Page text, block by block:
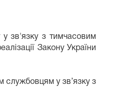
зв'язку з тимчасовим
Закону України
у зв’язку з